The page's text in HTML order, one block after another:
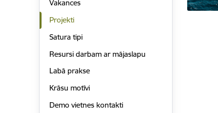
Vakances
Projekti
Satura tipi
Resursi darbam ar mājaslapu
Labā prakse
Krāsu motīvi
Demo vietnes kontakti